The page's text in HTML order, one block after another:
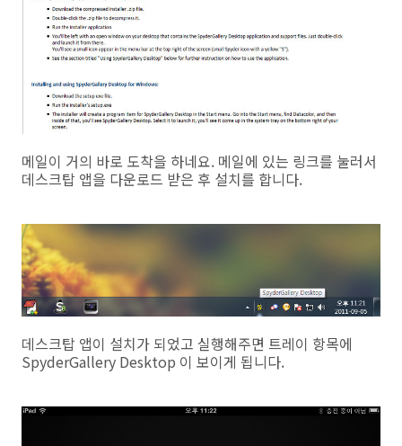
메일이 거의 바로 도착을 하네요. 메일에 있는 링크를 눌러서
데스크탑 앱을 다운로드 받은 후 설치를 합니다.
데스크탑 앱이 설치가 되었고 실행해주면 트레이 항목에
SpyderGallery Desktop 이 보이게 됩니다.